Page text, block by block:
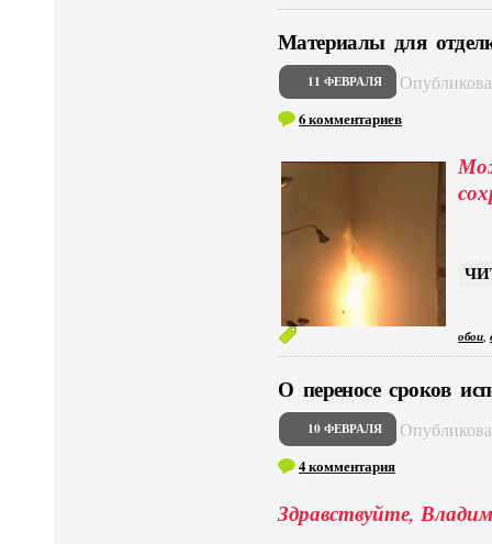
Материалы для
11 ФЕВРАЛЯ
6 комментариев
обои ,
О переносе сроков
10 ФЕВРАЛЯ
4 комментария
Здравствуйте,